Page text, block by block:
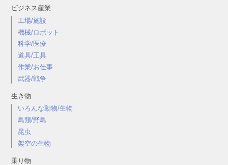
ビジネス産業
工場/施設
機械/ロボット
科学/医療
道具/工具
作業/お仕事
武器/戦争
生き物
いろんな動物/生物
鳥類/野鳥
昆虫
架空の生物
乗り物